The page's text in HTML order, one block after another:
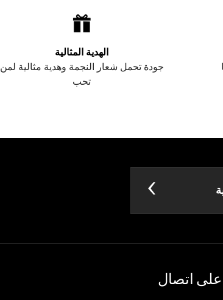
الهدية المثالية
جودة تحمل شعار النجمة وهدية مثالية لمن
تحب
على اتصال